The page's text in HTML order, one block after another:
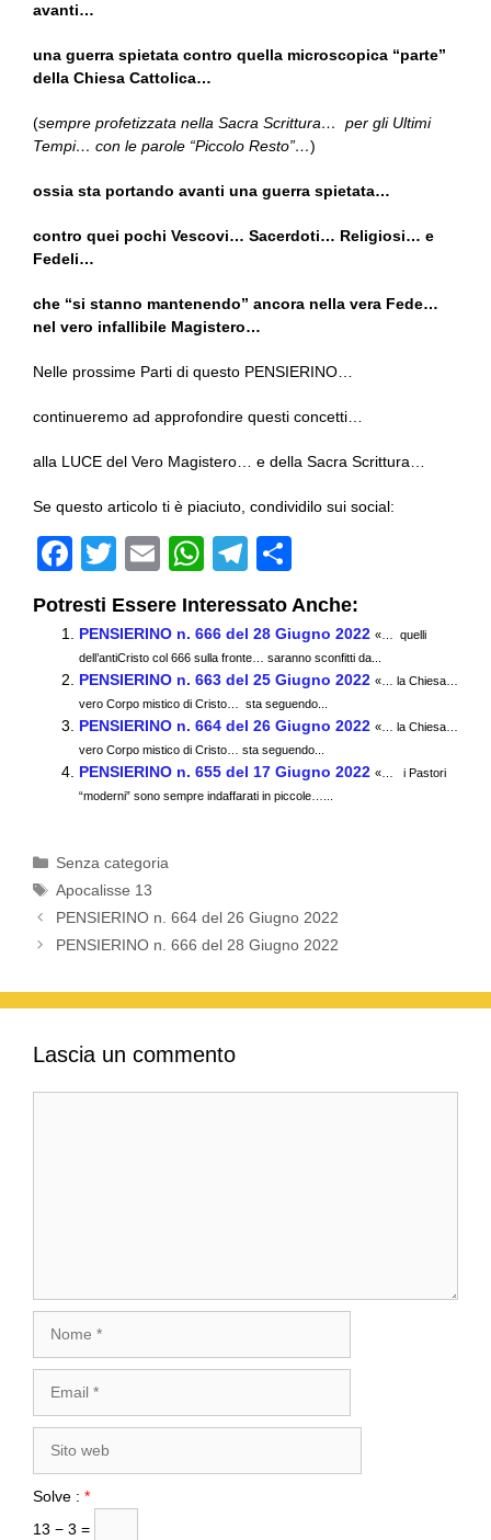
avanti…
una guerra spietata contro quella microscopica “parte”
della Chiesa Cattolica…
(sempre profetizzata nella Sacra Scrittura… per gli Ultimi
Tempi… con le parole “Piccolo Resto”…)
ossia sta portando avanti una guerra spietata…
contro quei pochi Vescovi… Sacerdoti… Religiosi… e
Fedeli…
che “si stanno mantenendo” ancora nella vera Fede…
nel vero infallibile Magistero…
Nelle prossime Parti di questo PENSIERINO…
continueremo ad approfondire questi concetti…
alla LUCE del Vero Magistero… e della Sacra Scrittura…
Se questo articolo ti è piaciuto, condividilo sui social:
F
c
e
b
o
o
k
T
wi
tt
er
E
m
ail
W
at
s
A
p
p
T
el
e
gr
a
m
o
n
di
vi
di
Potresti Essere Interessato Anche:
PENSIERINO n. 666 del 28 Giugno 2022 «… quelli
dell’antiCristo col 666 sulla fronte… saranno sconfitti da...
PENSIERINO n. 663 del 25 Giugno 2022 «… la Chiesa…
vero Corpo mistico di Cristo… sta seguendo...
PENSIERINO n. 664 del 26 Giugno 2022 «… la Chiesa…
vero Corpo mistico di Cristo… sta seguendo...
PENSIERINO n. 655 del 17 Giugno 2022 «… i Pastori
“moderni” sono sempre indaffarati in piccole…...
Categorie
Senza categoria
Tag
Apocalisse 13
PENSIERINO n. 664 del 26 Giugno 2022
PENSIERINO n. 666 del 28 Giugno 2022
Lascia un commento
web
Solve : *
13 − 3 =